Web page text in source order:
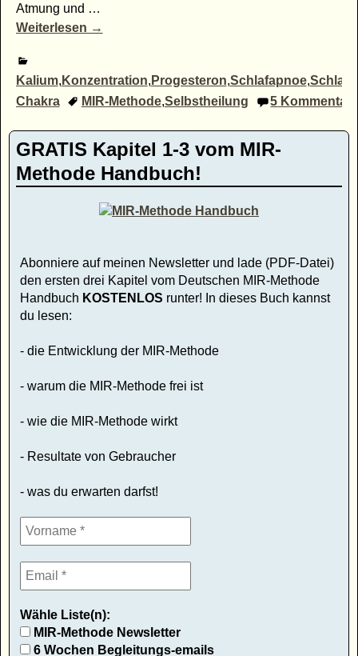
Atmung und …
Weiterlesen →
Kalium, Konzentration, Progesteron,Schlafapnoe,
Chakra
MIR-Methode,Selbstheilung 5
GRATIS Kapitel 1-3 vom MIR-
Methode Handbuch!
Abonniere auf meinen Newsletter und lade (PDF-Datei)
den ersten drei Kapitel vom Deutschen MIR-Methode
Handbuch KOSTENLOS runter! In dieses Buch kannst
du lesen:
- die Entwicklung der MIR-Methode
- warum die MIR-Methode frei ist
- wie die MIR-Methode wirkt
- Resultate von Gebraucher
- was du erwarten darfst!
Wähle Liste(n):
MIR-Methode Newsletter
6 Wochen Begleitungs-emails